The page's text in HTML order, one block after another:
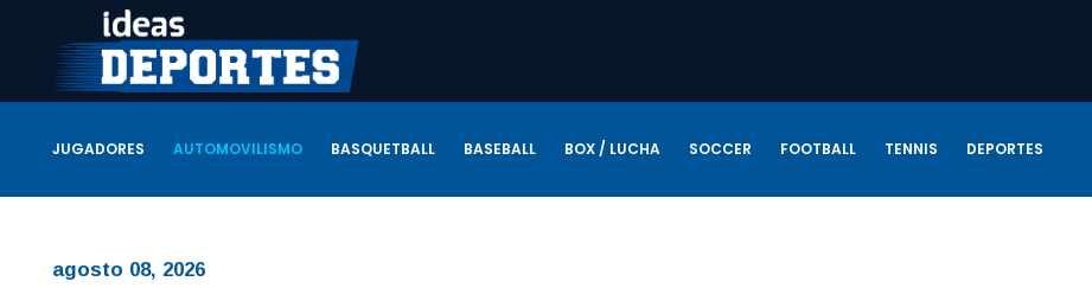
JUGADORES AUTOMOVILISMO BASQUETBALL BASEBALL BOX / LUCHA SOCCER FOOTBALL TENNIS DEPORTES
agosto 08, 2026